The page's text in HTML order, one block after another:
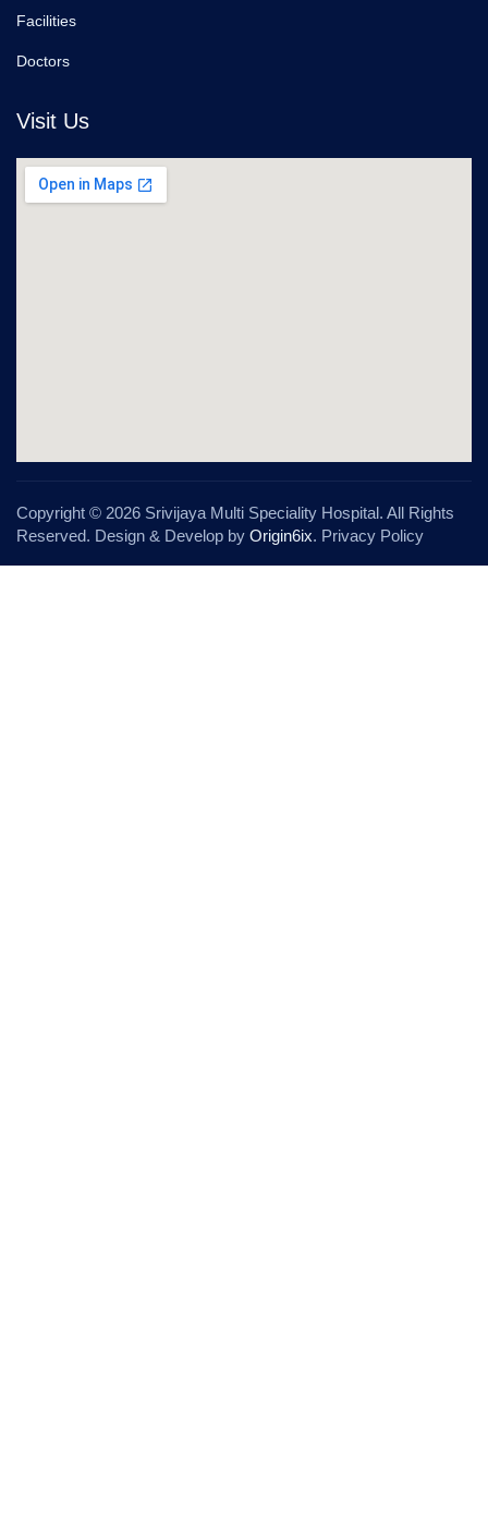
Facilities
Doctors
Visit Us
Copyright © 2026 Srivijaya Multi Speciality Hospital. All Rights
Reserved. Design & Develop by Origin6ix. Privacy Policy